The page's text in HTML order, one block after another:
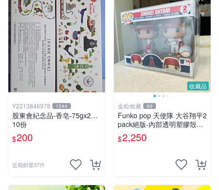
Y2213846978 1244
股東會紀念品-香皂-75gx2…
10份
$200
近期銷量37件
收藏品
金粒收藏 69
Funko pop 天使隊 大谷翔平2
pack絕版-內部透明塑膠殼損
傷、盒損、公仔本體全新
$2,250